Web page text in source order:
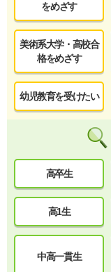
をめざす
美術系大学・高校合
格をめざす
幼児教育を受けたい
高卒生
高1生
中高一貫生